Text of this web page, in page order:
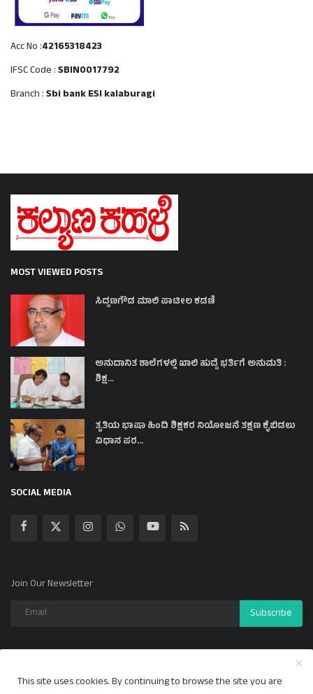
Acc No :42165318423
IFSC Code :SBIN0017792
Branch :Sbi bank ESI kalaburagi
MOST VIEWED POSTS
ಸಿದ್ದಣಗೌಡ ಮಾಲಿ ಪಾಟೀಲ ಕಡಣಿ
ಅನುದಾನಿತ ಶಾಲೆಗಳಲ್ಲಿ ಖಾಲಿ ಹುದ್ದೆ ಭರ್ತಿಗೆ ಅನುಮತಿ :
ಶಿಕ್ಷ...
ತೃತಿಯ ಭಾಷಾ ಹಿಂದಿ ಶಿಕ್ಷಕರ ನಿಯೋಜನೆ ತಕ್ಷಣ ಕೈಬಿಡಲು
ವಿಧಾನ ಪರ...
SOCIAL MEDIA
Join Our Newsletter
Subscribe
This site uses cookies. By continuing to browse the site you are